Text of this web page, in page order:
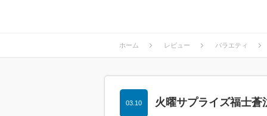
ホーム レビュー バラエティ
火曜サプライズ福士
03.10